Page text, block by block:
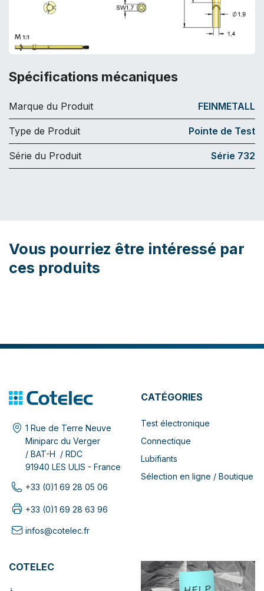
Spécifications mécaniques
Marque du Produit FEINMETALL
Type de Produit Pointe de Test
Série du Produit Série 732
Vous pourriez être intéressé par
ces produits
1 Rue de Terre Neuve
Miniparc du Verger
/ BAT-H / RDC
91940 LES ULIS - France
+33 (0)1 69 28 05 06
+33 (0)1 69 28 63 96
infos@cotelec.fr
CATÉGORIES
Test électronique
Connectique
Lubifiants
Sélection en ligne / Boutique
COTELEC